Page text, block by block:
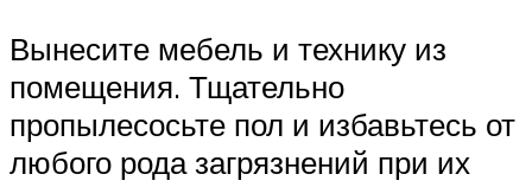
Вынесите мебель и технику из
помещения. Тщательно
пропылесосьте пол и избавьтесь от
любого рода загрязнений при их